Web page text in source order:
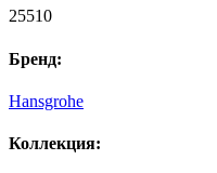
25510
Бренд:
Hansgrohe
Коллекция: